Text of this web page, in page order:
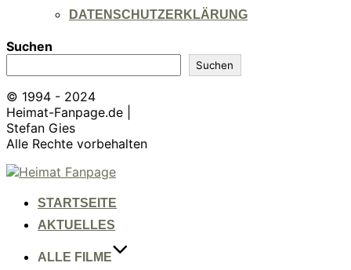
DATENSCHUTZERKLÄRUNG
Suchen
Suchen
© 1994 - 2024
Heimat-Fanpage.de |
Stefan Gies
Alle Rechte vorbehalten
Zum
springenSTARTSEITE
AKTUELLES
ALLE FILME